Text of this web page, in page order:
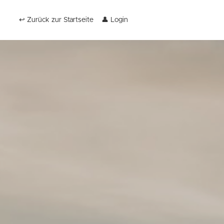
↩️ Zurück zur Startseite 👤 Login